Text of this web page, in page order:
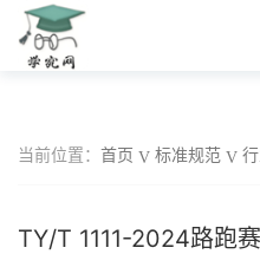
当前位置： 首页 标准规范
TY/T 1111-2024路跑